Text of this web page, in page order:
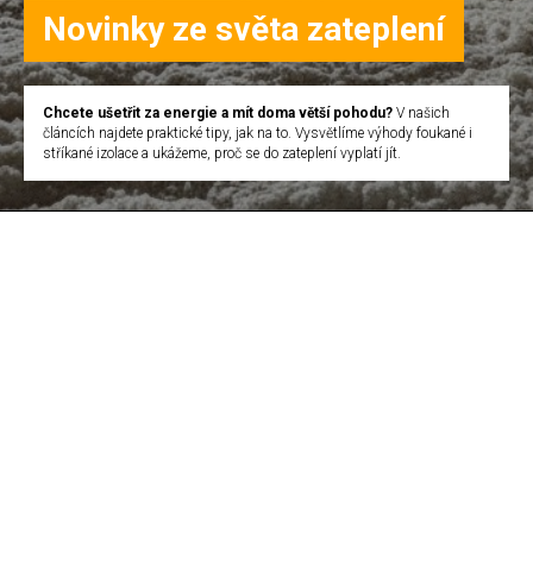
Novinky ze světa zateplení
Chcete ušetřit za energie a mít doma větší pohodu? V našich
článcích najdete praktické tipy, jak na to. Vysvětlíme výhody foukané i
stříkané izolace a ukážeme, proč se do zateplení vyplatí jít.